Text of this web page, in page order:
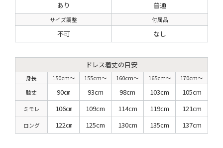
あり 普通
サイズ調整 付属品
不可 なし
ドレス着丈の目安
身長 150cm〜 155cm〜 160cm〜 165cm〜
170cm〜
膝丈
90㎝ 93cm 98cm 103cm 105cm
ミモレ 106㎝ 109cm 114cm 119cm 121cm
ロング 122㎝ 125cm 130cm 135cm 137cm